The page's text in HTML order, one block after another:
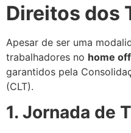
Direitos dos
Apesar de ser uma
trabalhadores no home
garantidos pela
(CLT).
1. Jornada de